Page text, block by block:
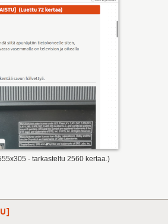
- tarkasteltu 2560 kertaa.)